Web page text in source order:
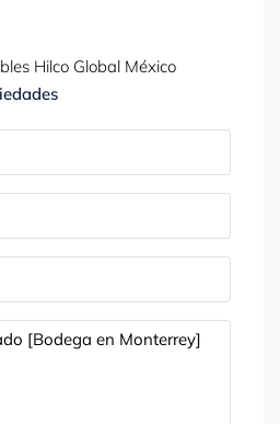
Hilco Global México